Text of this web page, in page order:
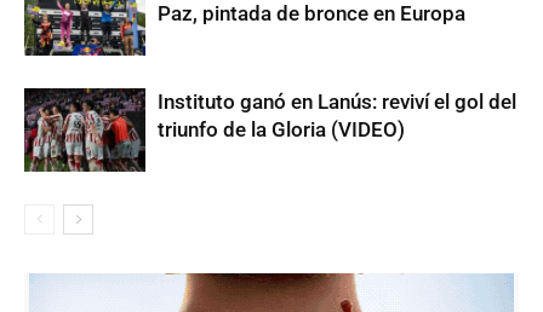
Paz, pintada de bronce en Europa
Instituto ganó en Lanús: reviví el gol del
triunfo de la Gloria (VIDEO)